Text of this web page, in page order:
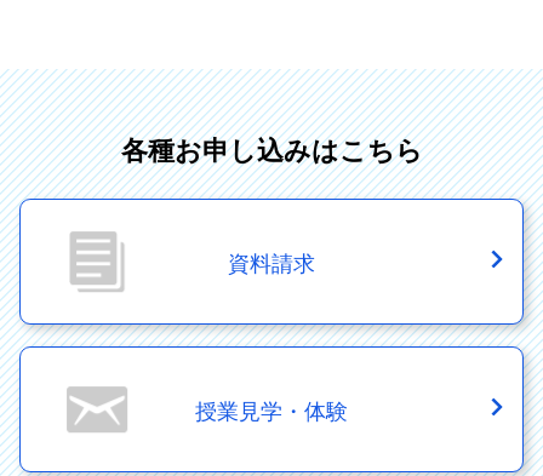
各種お申し込みはこちら
資料請求
授業見学・体験